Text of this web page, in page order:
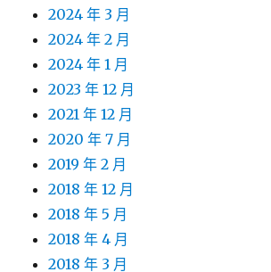
2024 年 3 月
2024 年 2 月
2024 年 1 月
2023 年 12 月
2021 年 12 月
2020 年 7 月
2019 年 2 月
2018 年 12 月
2018 年 5 月
2018 年 4 月
2018 年 3 月